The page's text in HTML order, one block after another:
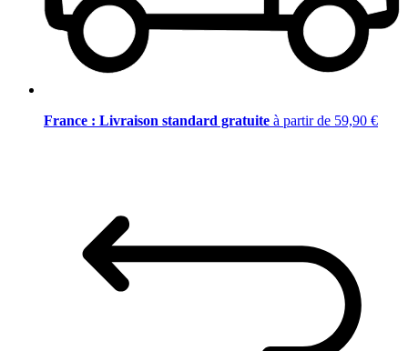
France : Livraison standard gratuite à partir de 59,90 €